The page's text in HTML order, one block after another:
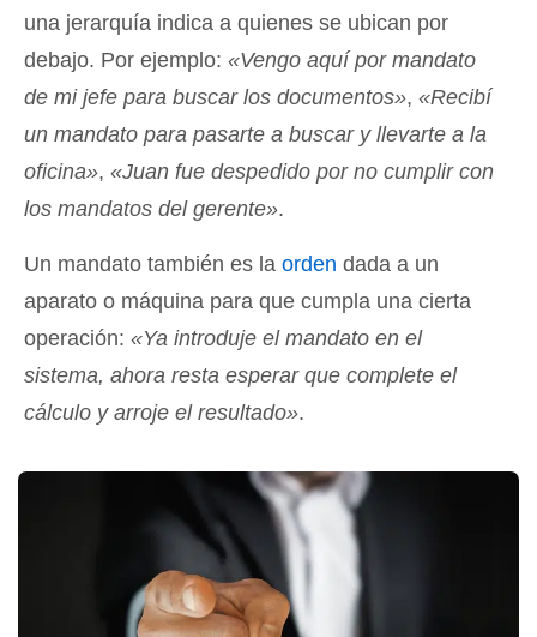
una jerarquía indica a quienes se ubican por
debajo. Por ejemplo: «Vengo aquí por mandato
de mi jefe para buscar los documentos», «Recibí
un mandato para pasarte a buscar y llevarte a la
oficina», «Juan fue despedido por no cumplir con
los mandatos del gerente».
Un mandato también es la orden dada a un
aparato o máquina para que cumpla una cierta
operación: «Ya introduje el mandato en el
sistema, ahora resta esperar que complete el
cálculo y arroje el resultado».